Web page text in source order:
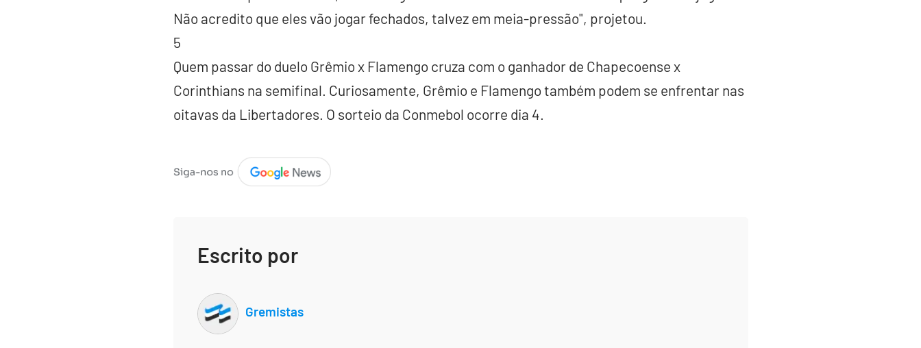
Não acredito que eles vão jogar fechados, talvez em meia-pressão", projetou.
5
Quem passar do duelo Grêmio x Flamengo cruza com o ganhador de Chapecoense x
Corinthians na semifinal. Curiosamente, Grêmio e Flamengo também podem se enfrentar nas
oitavas da Libertadores. O sorteio da Conmebol ocorre dia 4.
Escrito por
Gremistas